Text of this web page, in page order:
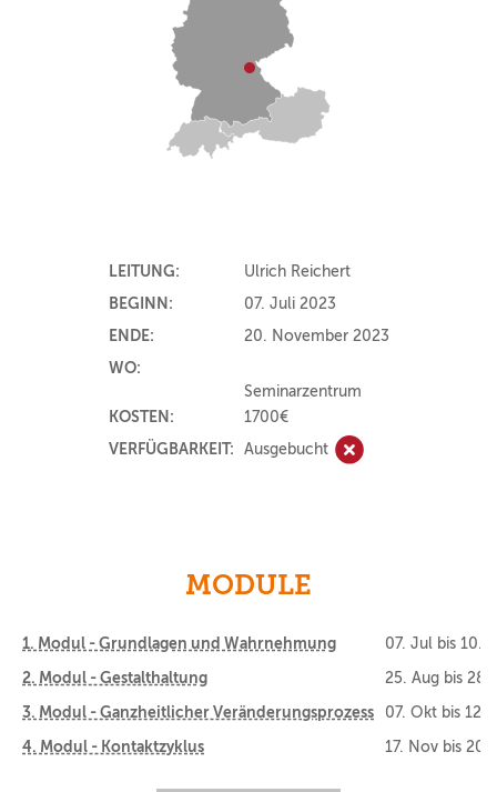
LEITUNG:
Ulrich Reichert
BEGINN:
07. Juli 2023
ENDE:
20. November 2023
WO:
Seminarzentrum
KOSTEN:
1700€
VERFÜGBARKEIT: Ausgebucht
Ausgebucht
MODULE
1. Modul - Grundlagen und Wahrnehmung 07. Jul bis 10.
2. Modul - Gestalthaltung
25. Aug bis 28.
3. Modul - Ganzheitlicher Veränderungsprozess
07. Okt bis 12.
4. Modul - Kontaktzyklus
17. Nov bis 20.